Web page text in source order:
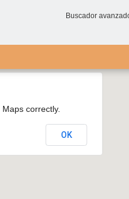
Buscador
correctly.
OK